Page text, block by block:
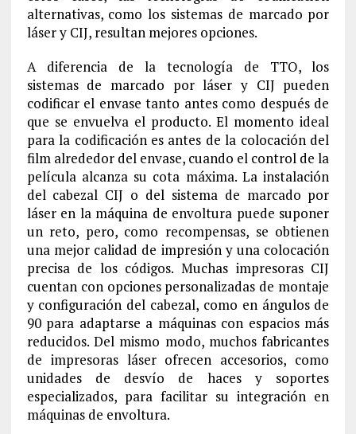
alternativas, como los sistemas de marcado por
láser y CIJ, resultan mejores opciones.
A diferencia de la tecnología de TTO, los
sistemas de marcado por láser y CIJ pueden
codificar el envase tanto antes como después de
que se envuelva el producto. El momento ideal
para la codificación es antes de la colocación del
film alrededor del envase, cuando el control de la
película alcanza su cota máxima. La instalación
del cabezal CIJ o del sistema de marcado por
láser en la máquina de envoltura puede suponer
un reto, pero, como recompensas, se obtienen
una mejor calidad de impresión y una colocación
precisa de los códigos. Muchas impresoras CIJ
cuentan con opciones personalizadas de montaje
y configuración del cabezal, como en ángulos de
90 para adaptarse a máquinas con espacios más
reducidos. Del mismo modo, muchos fabricantes
de impresoras láser ofrecen accesorios, como
unidades de desvío de haces y soportes
especializados, para facilitar su integración en
máquinas de envoltura.